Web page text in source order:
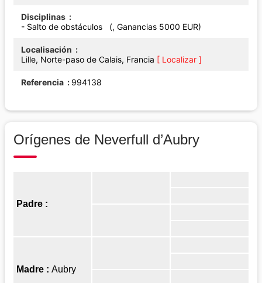
Disciplinas
- Salto de obstáculos (, Ganancias 5000 EUR)
Localisación
Lille, Norte-paso de Calais, Francia [ Localizar ]
Referencia 994138
Orígenes de Neverfull d’Aubry
Padre :
Madre : Aubry